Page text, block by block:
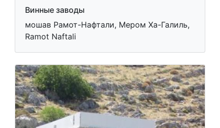
Винные заводы
мошав Рамот-Нафтали, Мером Ха-Галиль,
Ramot Naftali